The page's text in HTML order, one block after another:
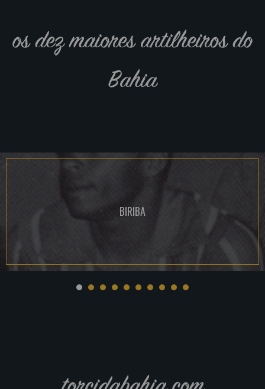
os dez maiores artilheiros do
Bahia
BIRIBA